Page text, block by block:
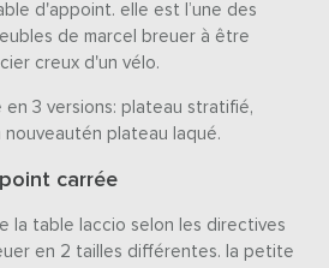
d'appoint. elle est l’une des
de marcel breuer à être
creux d'un vélo.
en 3 versions: plateau stratifié,
plateau laqué.
carrée
la table laccio selon les directives
en 2 tailles différentes. la petite